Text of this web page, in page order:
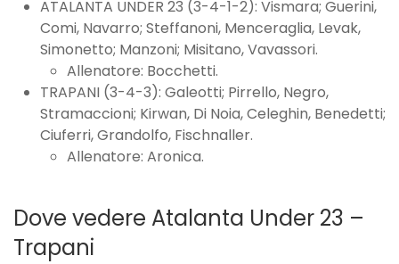
ATALANTA UNDER 23 (3-4-1-2): Vismara; Guerini,
Comi, Navarro; Steffanoni, Menceraglia, Levak,
Simonetto; Manzoni; Misitano, Vavassori.
Allenatore: Bocchetti.
TRAPANI (3-4-3): Galeotti; Pirrello, Negro,
Stramaccioni; Kirwan, Di Noia, Celeghin, Benedetti;
Ciuferri, Grandolfo, Fischnaller.
Allenatore: Aronica.
Dove vedere Atalanta Under 23 –
Trapani